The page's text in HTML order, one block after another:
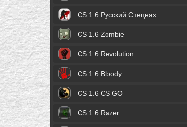
CS 1.6 Русский Спецназ
CS 1.6 Zombie
CS 1.6 Revolution
CS 1.6 Bloody
CS 1.6 CS GO
CS 1.6 Razer